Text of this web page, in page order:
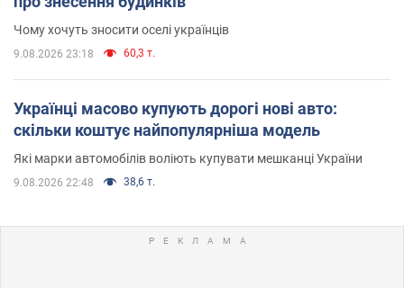
Чому хочуть зносити оселі українців
9.08.2026 23:18 60,3 т.
Українці масово купують дорогі нові авто:
скільки коштує найпопулярніша модель
Які марки автомобілів воліють купувати мешканці України
9.08.2026 22:48 38,6 т.